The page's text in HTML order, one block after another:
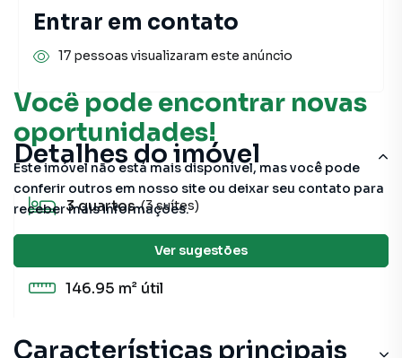
Você pode encontrar novas
oportunidades!
Este imóvel não está mais disponível, mas você pode
conferir outros em nosso site ou deixar seu contato para
receber mais informações.
Ver sugestões
Detalhes do imóvel
3quartos (3 suítes)
146.95 m² útil
Características principais
Entrar em contato
17 pessoas visualizaram este anúncio